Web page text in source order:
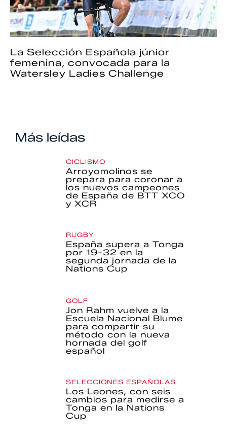
La Selección Española júnior
femenina, convocada para la
Watersley Ladies Challenge
Más leídas
CICLISMO
Arroyomolinos se
prepara para coronar a
los nuevos campeones
de España de BTT XCO
y XCR
RUGBY
España supera a Tonga
por 19-32 en la
segunda jornada de la
Nations Cup
GOLF
Jon Rahm vuelve a la
Escuela Nacional Blume
para compartir su
método con la nueva
hornada del golf
español
SELECCIONES ESPAÑOLAS
Los Leones, con seis
cambios para medirse a
Tonga en la Nations
Cup